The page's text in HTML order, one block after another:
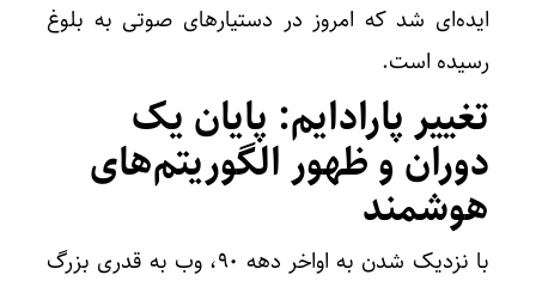
ایده‌ای شد که امروز در دستیارهای صوتی به بلوغ
رسیده است.
تغییر پارادایم: پایان یک
دوران و ظهور الگوریتم‌های
هوشمند
با نزدیک شدن به اواخر دهه 90، وب به قدری بزرگ